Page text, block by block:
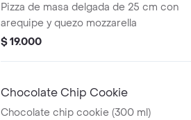
Pizza de masa delgada de 25 cm con
arequipe y quezo mozzarella
$ 19.000
Chocolate Chip Cookie
Chocolate chip cookie (300 ml)